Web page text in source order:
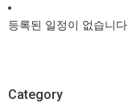
등록된 일정이 없습니다.
Category